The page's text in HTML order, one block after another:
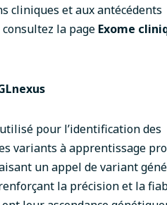
cliniques et aux antécédents
la page Exome
pour l’identification des
variants à apprentissage
un appel de variant
la précision et la